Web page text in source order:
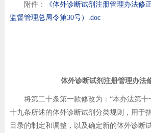
附件：
《体外诊断试剂注册管理办法修
监督管理总局令第30号）.doc
体外诊断试剂注册管理办法
将第二十条第一款修改为：“本办法第十
十九条所述的体外诊断试剂分类规则，用于
目录的制定和调整，以及确定新的体外诊断